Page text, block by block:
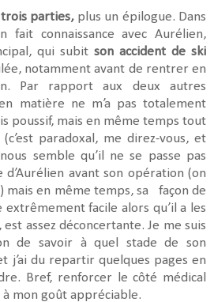
trois parties,plus un épilogue. Dans
fait connaissance avec Aurélien,
qui subit son accident de ski
notamment avant de rentrer en
Par rapport aux deux autres
matière ne m’a pas totalement
poussif, mais en même temps tout
paradoxal, me direz-vous, et
semble qu’il ne se passe pas
d’Aurélien avant son opération (on
en même temps, sa
façon de
extrêmement facile alors qu’il a les
est assez déconcertante. Je me suis
de savoir à quel stade de son
j’ai du repartir quelques pages en
Bref, renforcer le côté médical
mon goût appréciable.